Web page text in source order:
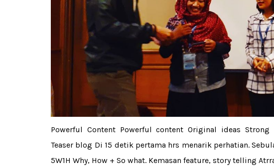
Powerful Content Powerful content Original ideas
Teaser blog Di 15 detik pertama hrs menarik perhatian.
5W1H Why, How + So what. Kemasan feature, story telling